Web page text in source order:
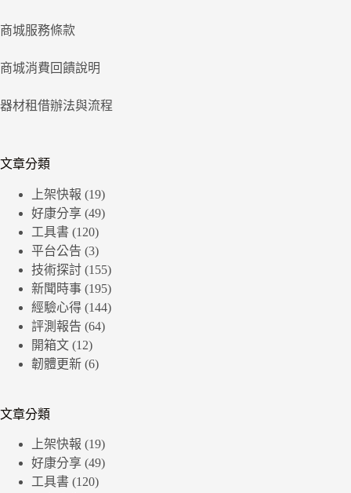
商城服務條款
商城消費回饋說明
器材租借辦法與流程
文章分類
上架快報 (19)
好康分享 (49)
工具書 (120)
平台公告 (3)
技術探討 (155)
新聞時事 (195)
經驗心得 (144)
評測報告 (64)
開箱文 (12)
韌體更新 (6)
文章分類
上架快報 (19)
好康分享 (49)
工具書 (120)